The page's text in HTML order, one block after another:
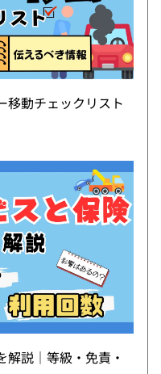
移動チェックリスト
説｜等級・免責・